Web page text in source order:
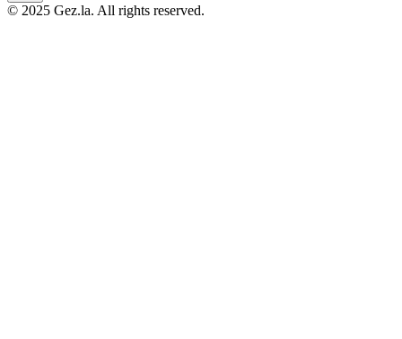
© 2025 Gez.la. All rights reserved.